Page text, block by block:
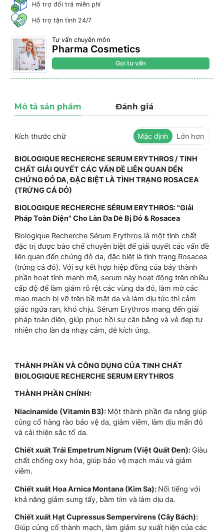
Hỗ trợ đổi trả miễn phí
Hỗ trợ tận tình 24/7
Tư vấn chuyên môn
Pharma Cosmetics
Gọi tư vấn
Mô tả sản phẩm Đánh giá
Kích thước chữ Mặc định Lớn hơn
BIOLOGIQUE RECHERCHE SERUM ERYTHROS / TINH
CHẤT GIẢI QUYẾT CÁC VẤN ĐỀ LIÊN QUAN ĐẾN
CHỨNG ĐỎ DA, ĐẶC BIỆT LÀ TÌNH TRẠNG ROSACEA
(TRỨNG CÁ ĐỎ)
BIOLOGIQUE RECHERCHE SÉRUM ERYTHROS: "Giải
Pháp Toàn Diện" Cho Làn Da Dễ Bị Đỏ & Rosacea
Biologique Recherche Sérum Erythros là một tinh chất
đặc trị được bào chế chuyên biệt để giải quyết các vấn đề
liên quan đến chứng đỏ da, đặc biệt là tình trạng Rosacea
(trứng cá đỏ). Với sự kết hợp hiệp đồng của bảy thành
phần hoạt tính mạnh mẽ, serum này hoạt động trên nhiều
cấp độ để làm giảm rõ rệt các vùng da đỏ, làm mờ các
mao mạch bị vỡ trên bề mặt da và làm dịu tức thì cảm
giác ngứa ran, khó chịu. Sérum Erythros mang đến giải
pháp toàn diện, giúp phục hồi sự cân bằng và vẻ đẹp tự
nhiên cho làn da nhạy cảm, dễ kích ứng.
THÀNH PHẦN VÀ CÔNG DỤNG CỦA TINH CHẤT
BIOLOGIQUE RECHERCHE SERUM ERYTHROS
THÀNH PHẦN CHÍNH:
Niacinamide (Vitamin B3): Một thành phần đa năng giúp
củng cố hàng rào bảo vệ da, giảm viêm, làm dịu mẩn đỏ
và cải thiện sắc tố da.
Chiết xuất Trái Empetrum Nigrum (Việt Quất Đen):Giàu
chất chống oxy hóa, giúp bảo vệ mạch máu và giảm
viêm.
Chiết xuất Hoa Arnica Montana (Kim Sa): Nổi tiếng với
khả năng giảm sưng tấy, bầm tím và làm dịu da.
Chiết xuất Hạt Cupressus Sempervirens (Cây Bách):
Giúp củng cố thành mạch, làm giảm sự xuất hiện của các